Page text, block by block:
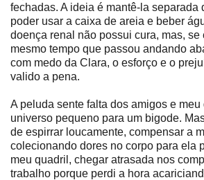
fechadas. A ideia é mantê-la separada
poder usar a caixa de areia e beber
doença renal não possui cura, mas, se
mesmo tempo que passou andando
com medo da Clara, o esforço e o
valido a pena.
A peluda sente falta dos amigos e meu
universo pequeno para um bigode.
de espirrar loucamente, compensar a
colecionando dores no corpo para ela
meu quadril, chegar atrasada nos
trabalho porque perdi a hora